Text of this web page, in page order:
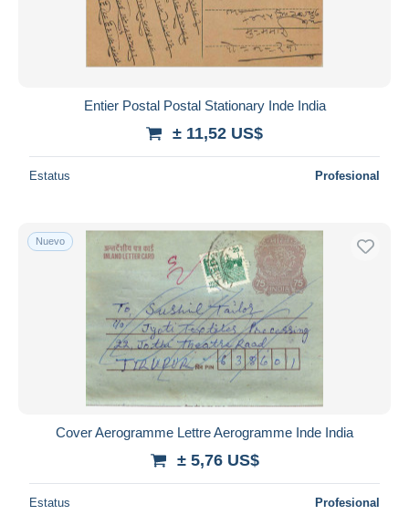
Entier Postal Postal Stationary Inde India
± 11,52 US$
Estatus Profesional
Nuevo
Cover Aerogramme Lettre Aerogramme Inde India
± 5,76 US$
Estatus Profesional